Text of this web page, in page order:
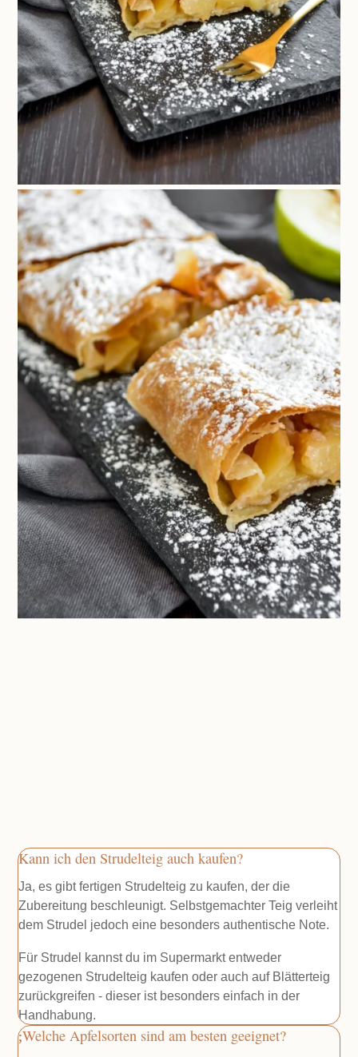
Kann ich den Strudelteig auch kaufen?
Ja, es gibt fertigen Strudelteig zu kaufen, der die
Zubereitung beschleunigt. Selbstgemachter Teig verleiht
dem Strudel jedoch eine besonders authentische Note.
Für Strudel kannst du im Supermarkt entweder
gezogenen Strudelteig kaufen oder auch auf Blätterteig
zurückgreifen - dieser ist besonders einfach in der
Handhabung.
Welche Apfelsorten sind am besten geeignet?